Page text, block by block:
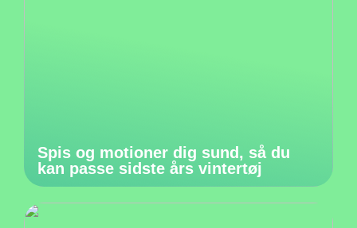
Spis og motioner dig sund, så du
kan passe sidste års vintertøj